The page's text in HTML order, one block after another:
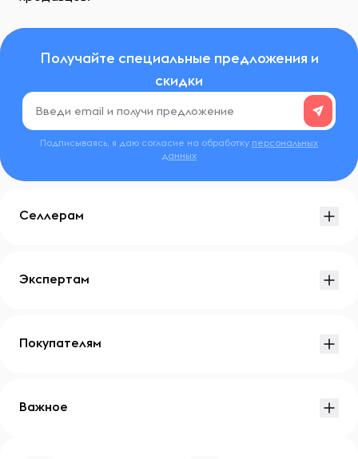
Получайте специальные предложения и
скидки
Подписываясь, я даю согласие на обработку персональных
данных
Селлерам
Экспертам
Покупателям
Важное